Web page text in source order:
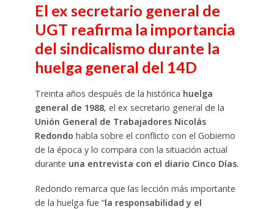
El ex secretario general de
UGT reafirma la importancia
del sindicalismo durante la
huelga general del 14D
Treinta años después de la histórica huelga
general de 1988, el ex secretario general de la
Unión General de Trabajadores Nicolás
Redondo habla sobre el conflicto con el Gobierno
de la época y lo compara con la situación actual
durante una entrevista con el diario Cinco Días.
Redondo remarca que las lección más importante
de la huelga fue “la responsabilidad y el